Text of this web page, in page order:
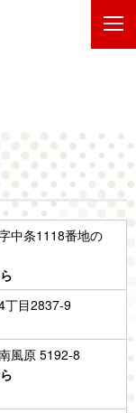
中条1118番地の
丁目2837-9
風原 5192-8
ップ